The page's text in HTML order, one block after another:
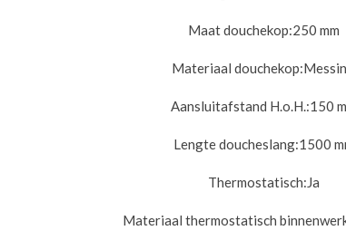
Maat douchekop:250 mm
Materiaal douchekop:
Aansluitafstand H.o.H.:150
Lengte doucheslang:1500
Thermostatisch:Ja
Materiaal thermostatisch